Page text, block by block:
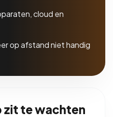
cloud en
op afstand niet handig
zit te wachten